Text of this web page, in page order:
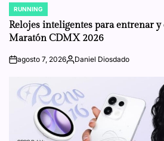
POSTED
IN
RUNNING
Relojes inteligentes para entrenar
Maratón CDMX 2026
onagosto 7, 2026Posted
Daniel Diosdado